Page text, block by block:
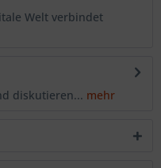
Welt verbindet
diskutieren... mehr